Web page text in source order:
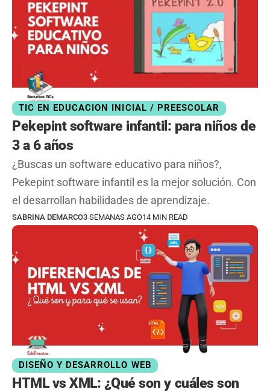
TIC EN EDUCACION INICIAL / PREESCOLAR
Pekepint software infantil: para niños de
3 a 6 años
¿Buscas un software educativo para niños?,
Pekepint software infantil es la mejor solución. Con
el desarrollan habilidades de aprendizaje.
SABRINA DEMARCO3 SEMANAS AGO14 MIN READ
DISEÑO Y DESARROLLO WEB
HTML vs XML: ¿Qué son y cuáles son